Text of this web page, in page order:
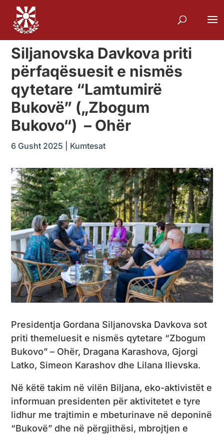
Siljanovska Davkova priti
përfaqësuesit e nismës
qytetare “Lamtumirë
Bukovë” („Zbogum
Bukovo“) – Ohër
6 Gusht 2025 Kumtesat
Presidentja Gordana Siljanovska Davkova sot
priti themeluesit e nismës qytetare “Zbogum
Bukovo” – Ohër, Dragana Karashova, Gjorgi
Latko, Simeon Karashov dhe Lilana Ilievska.
Në këtë takim në vilën Biljana, eko-aktivistët e
informuan presidenten për aktivitetet e tyre
lidhur me trajtimin e mbeturinave në deponinë
“Bukovë” dhe në përgjithësi, mbrojtjen e